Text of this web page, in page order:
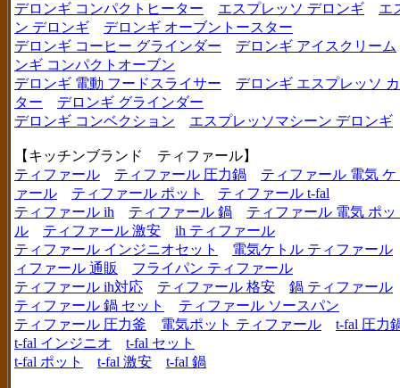
デロンギ コンパクトヒーター
エスプレッソ デロンギ
エ
ン デロンギ
デロンギ オーブントースター
デロンギ コーヒー グラインダー
デロンギ アイスクリーム
ンギ コンパクトオーブン
デロンギ 電動 フードスライサー
デロンギ エスプレッソ
ター
デロンギ グラインダー
デロンギ コンベクション
エスプレッソマシーン デロンギ
【キッチンブランド ティファール】
ティファール
ティファール 圧力鍋
ティファール 電気 ケ
ァール
ティファール ポット
ティファール t-fal
ティファール ih
ティファール 鍋
ティファール 電気 ポッ
ル
ティファール 激安
ih ティファール
ティファール インジニオセット
電気ケトル ティファール
ィファール 通販
フライパン ティファール
ティファール ih対応
ティファール 格安
鍋 ティファール
ティファール 鍋 セット
ティファール ソースパン
ティファール 圧力釜
電気ポット ティファール
t-fal 圧力
t-fal インジニオ
t-fal セット
t-fal ポット
t-fal 激安 t-fal 鍋